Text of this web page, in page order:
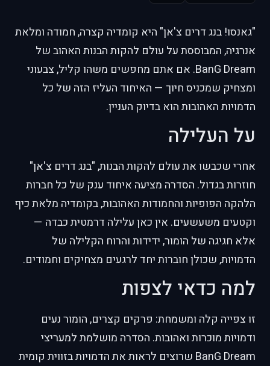
"גאנסו! בנג דרים צ'אן" היא קומדיה קצרה, חמודה ומלאת
אנרגיה, המבוססת על עולם להקות הבנות האהוב של
BanG Dream. אם אתם מחפשים משהו קליל, צבעוני
ומצחיק שמכניס חיוך — האיחוד העליז הזה של כל
הדמויות האהובות הוא בדיוק העניין.
על העלילה
אחרי שכבשו את עולם להקות הבנות, "בנג דרים צ'אן"
חוזרות בגדול. הסדרה מציעה איחוד ענק של כל חברות
הלהקה הפופיות והחמודות האהובות, בקומדיה מלאת כיף
וקטעים משעשעים. אין כאן עלילה דרמטית כבדה —
אלא חגיגה של הומור, ידידות והרוח הקלילה של
הדמויות, שכולן חוברות יחד לרגעים מצחיקים וחמודים.
למה כדאי לצפות
זו צפייה קלה ומשמחת: פרקים קצרים, הומור נעים
ודמויות מוכרות ואהובות. הסדרה מושלמת למעריצי
BanG Dream שרוצים לראות את הדמויות בזווית קומית